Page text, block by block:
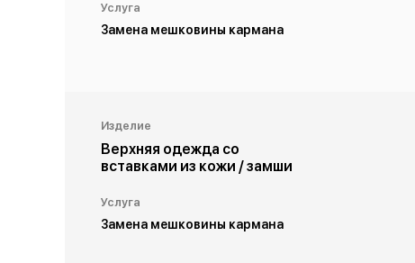
Услуга
Замена мешковины кармана
Изделие
Верхняя одежда со
вставками из кожи / замши
Услуга
Замена мешковины кармана